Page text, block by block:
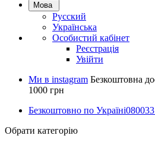
Мова
Русский
Українська
Особистий кабінет
Реєстрація
Увійти
Ми в instagram Безкоштовна
1000 грн
Безкоштовно по Україні
Обрати категорію